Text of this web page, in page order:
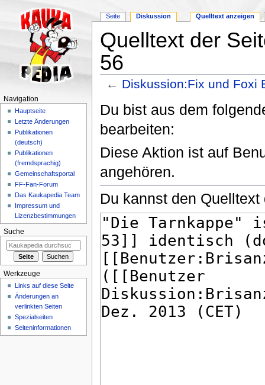
Quelltext der
56
← Diskussion:Fix und Foxi
Du bist aus dem
bearbeiten:
Diese Aktion ist auf
angehören.
Du kannst den
Seite Diskussion Quelltext anzeigen
Navigation
Hauptseite
Letzte Änderungen
Publikationen
(deutsch)
Publikationen
(fremdsprachig)
Gemeinschaftsportal
FF-Fan-Forum
Das Kaukapedia Team
Impressum und
Lizenzbestimmungen
Suche
Werkzeuge
Links auf diese Seite
Änderungen an
verlinkten Seiten
Spezialseiten
Seiten­informationen